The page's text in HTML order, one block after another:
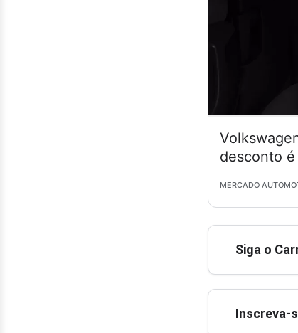
desconto é
MERCADO
Siga o
Inscreva-